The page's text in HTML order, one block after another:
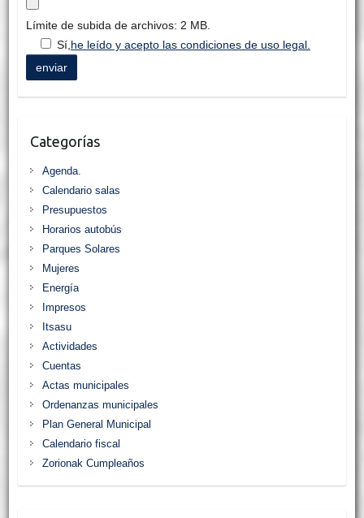
Límite de subida de archivos: 2 MB.
Sí, he leído y acepto las condiciones de uso legal.
Categorías
Agenda.
Calendario salas
Presupuestos
Horarios autobús
Parques Solares
Mujeres
Energía
Impresos
Itsasu
Actividades
Cuentas
Actas municipales
Ordenanzas municipales
Plan General Municipal
Calendario fiscal
Zorionak Cumpleaños